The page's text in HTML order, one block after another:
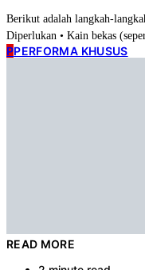
Berikut adalah langkah-
Diperlukan • Kain bekas
PPERFORMA KHUSUS
READ MORE